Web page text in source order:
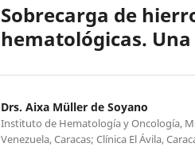
Sobrecarga de
hematológicas.
Drs. Aixa Müller de Soyano
Instituto de Hematología y Oncología,
Venezuela, Caracas; Clínica El Ávila,